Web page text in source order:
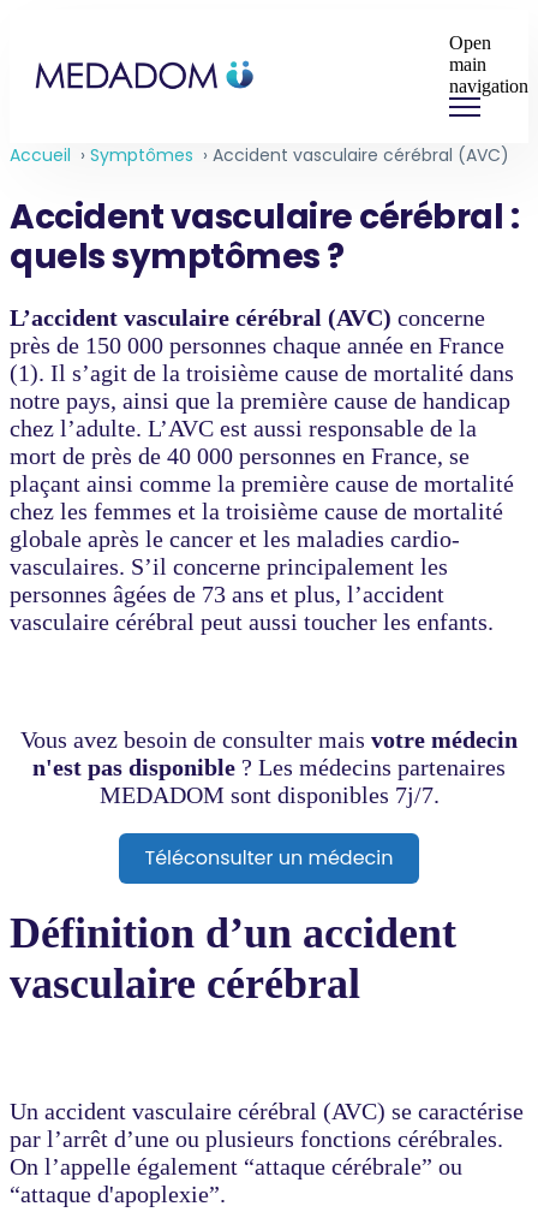
Open
main
navigation
Accueil › Symptômes › Accident vasculaire cérébral (AVC)
Accident vasculaire cérébral :
quels symptômes ?
L’accident vasculaire cérébral (AVC) concerne
près de 150 000 personnes chaque année en France
(1). Il s’agit de la troisième cause de mortalité dans
notre pays, ainsi que la première cause de handicap
chez l’adulte. L’AVC est aussi responsable de la
mort de près de 40 000 personnes en France, se
plaçant ainsi comme la première cause de mortalité
chez les femmes et la troisième cause de mortalité
globale après le cancer et les maladies cardio-
vasculaires. S’il concerne principalement les
personnes âgées de 73 ans et plus, l’accident
vasculaire cérébral peut aussi toucher les enfants.
Vous avez besoin de consulter mais votre médecin
n'est pas disponible ? Les médecins partenaires
MEDADOM sont disponibles 7j/7.
Définition d’un accident
vasculaire cérébral
Un accident vasculaire cérébral (AVC) se caractérise
par l’arrêt d’une ou plusieurs fonctions cérébrales.
On l’appelle également “attaque cérébrale” ou
“attaque d'apoplexie”.